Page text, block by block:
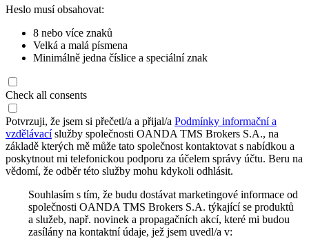
Heslo musí obsahovat:
8 nebo více znaků
Velká a malá písmena
Minimálně jedna číslice a speciální znak
Check all consents
Potvrzuji, že jsem si přečetl/a a přijal/a Podmínky informační a
vzdělávacíslužby společnosti OANDA TMS Brokers S.A., na
základě kterých mě může tato společnost kontaktovat s nabídkou a
poskytnout mi telefonickou podporu za účelem správy účtu. Beru na
vědomí, že odběr této služby mohu kdykoli odhlásit.
Souhlasím s tím, že budu dostávat marketingové informace od
společnosti OANDA TMS Brokers S.A. týkající se produktů
a služeb, např. novinek a propagačních akcí, které mi budou
zasílány na kontaktní údaje, jež jsem uvedl/a v: